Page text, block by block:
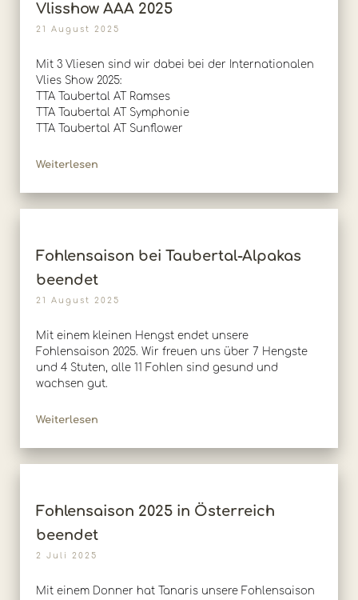
Vlisshow AAA 2025
21 August 2025
Mit 3 Vliesen sind wir dabei bei der Internationalen
Vlies Show 2025:
TTA Taubertal AT Ramses
TTA Taubertal AT Symphonie
TTA Taubertal AT Sunflower
Weiterlesen
Fohlensaison bei Taubertal-Alpakas
beendet
21 August 2025
Mit einem kleinen Hengst endet unsere
Fohlensaison 2025. Wir freuen uns über 7 Hengste
und 4 Stuten, alle 11 Fohlen sind gesund und
wachsen gut.
Weiterlesen
Fohlensaison 2025 in Österreich
beendet
2 Juli 2025
Mit einem Donner hat Tanaris unsere Fohlensaison